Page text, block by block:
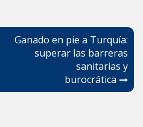
Ganado en pie a Turquía:
superar las barreras
sanitarias y
burocrática